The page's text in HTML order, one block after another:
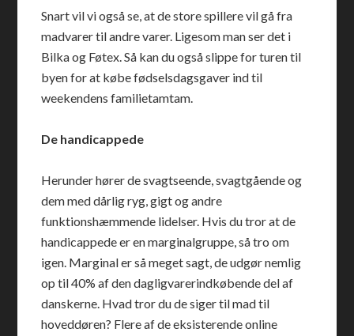
Snart vil vi også se, at de store spillere vil gå fra
madvarer til andre varer. Ligesom man ser det i
Bilka og Føtex. Så kan du også slippe for turen til
byen for at købe fødselsdagsgaver ind til
weekendens familietamtam.
De handicappede
Herunder hører de svagtseende, svagtgående og
dem med dårlig ryg, gigt og andre
funktionshæmmende lidelser. Hvis du tror at de
handicappede er en marginalgruppe, så tro om
igen. Marginal er så meget sagt, de udgør nemlig
op til 40% af den dagligvarerindkøbende del af
danskerne. Hvad tror du de siger til mad til
hoveddøren? Flere af de eksisterende online